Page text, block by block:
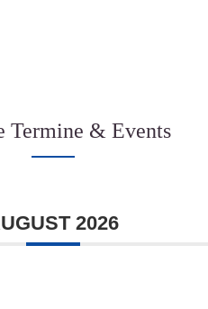
Termine & Events
2026